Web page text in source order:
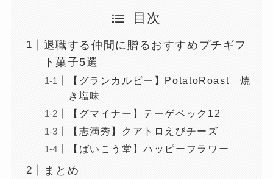
目次
退職する仲間に贈るおすすめプチギフ
ト菓子5選
【グランカルビー】PotatoRoast 焼
き塩味
【グマイナー】テーゲベック12
【志満秀】クアトロえびチーズ
【ばいこう堂】ハッピーフラワー
まとめ